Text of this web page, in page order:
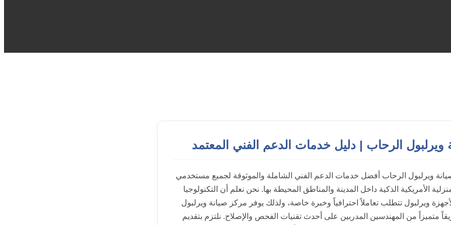
ويرلبول الرحاب | دليل خدمات الدعم الفني المعتمد
ويرلبول الرحاب أفضل خدمات الدعم الفني الشاملة والموثوقة لجميع مستخدمي
الأمريكية الذكية داخل المدينة والمناطق المحيطة بها. نحن نعلم أن التكنولوجيا
ويرلبول تتطلب تعاملاً احترافياً وخبرة خاصة، ولذلك يوفر مركز صيانة ويرلبول
متميزاً من المهندسين المدربين على أحدث تقنيات الفحص والإصلاح. نلتزم بتقديم